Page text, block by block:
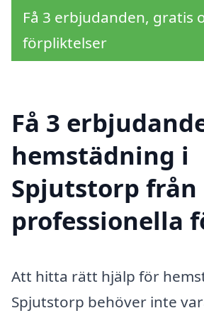
Få 3 erbjudanden, gratis
förpliktelser
Få 3
hemstädning i
Spjutstorp från
professionella
Att hitta rätt hjälp för
Spjutstorp behöver inte